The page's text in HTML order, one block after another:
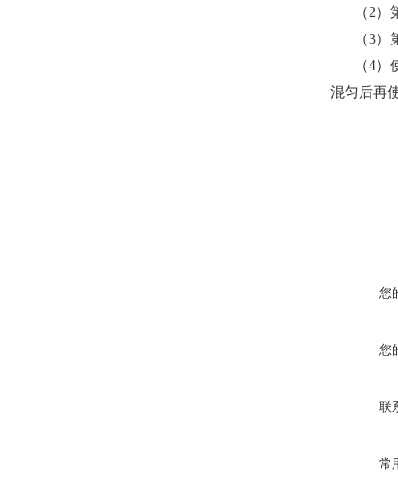
（2
（3
（4
混匀后再
您
您
联
常